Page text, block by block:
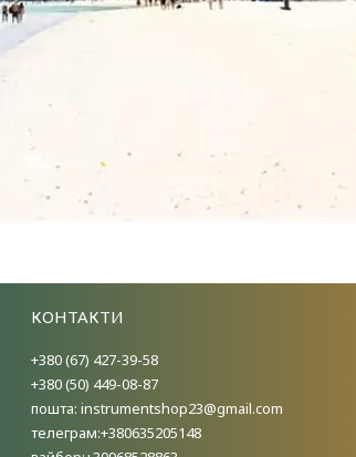
КОНТАКТИ
+380 (67) 427-39-58
+380 (50) 449-08-87
пошта: instrumentshop23@gmail.com
телеграм:+380635205148